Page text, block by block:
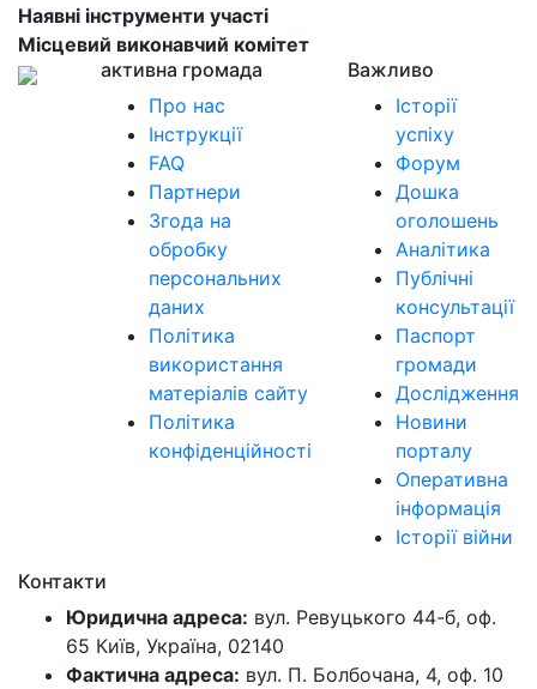
Наявні інструменти участі
Місцевий виконавчий комітет
активна громада
Про нас
Інструкції
FAQ
Партнери
Згода на
обробку
персональних
даних
Політика
використання
матеріалів сайту
Політика
конфіденційності
Важливо
Історії
успіху
Форум
Дошка
оголошень
Аналітика
Публічні
консультації
Паспорт
громади
Дослідження
Новини
порталу
Оперативна
інформація
Історії війни
Контакти
Юридична адреса: вул. Ревуцького 44-б, оф.
65 Київ, Україна, 02140
Фактична адреса: вул. П. Болбочана, 4, оф. 10